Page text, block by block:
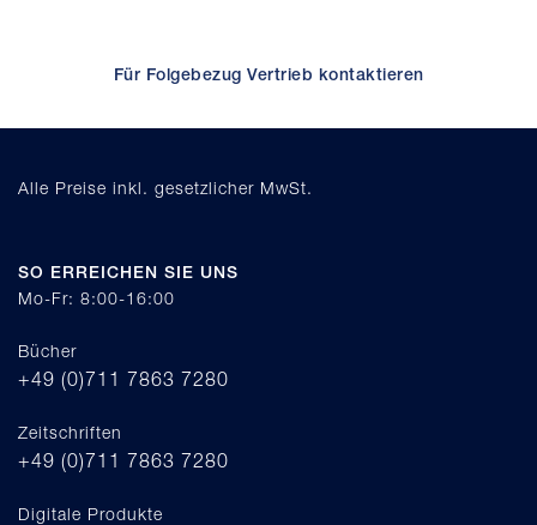
Für Folgebezug Vertrieb kontaktieren
Alle Preise inkl. gesetzlicher MwSt.
SO ERREICHEN SIE UNS
Mo-Fr: 8:00-16:00
Bücher
+49 (0)711 7863 7280
Zeitschriften
+49 (0)711 7863 7280
Digitale Produkte